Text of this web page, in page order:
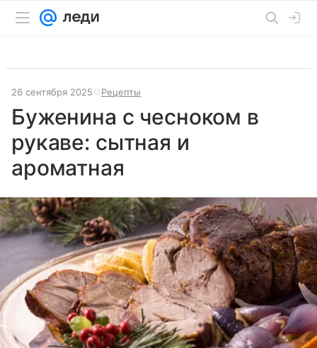
26 сентября 2025 Рецепты
Буженина с чесноком в
рукаве: сытная и
ароматная